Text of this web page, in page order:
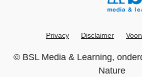
Privacy Disclaimer
© BSL Media & Learning,
Nature